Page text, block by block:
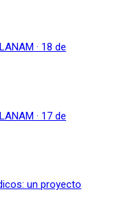
· 18 de
· 17 de
un proyecto